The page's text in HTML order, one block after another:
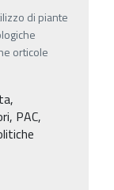
di piante
orticole
PAC,